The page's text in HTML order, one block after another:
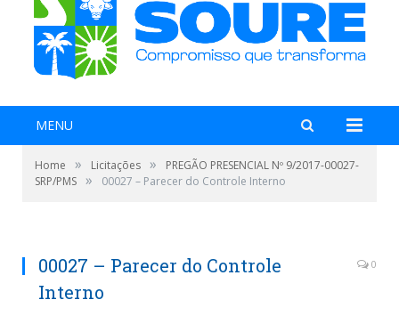
MENU
Home » Licitações »
PREGÃO PRESENCIAL Nº 9/2017-00027-
SRP/PMS » 00027 – Parecer do Controle Interno
00027 – Parecer do Controle
Interno
0